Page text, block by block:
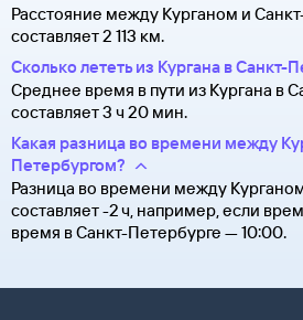
Расстояние между Курганом и
составляет 2 113 км.
Сколько лететь из Кургана в Санкт-
Среднее время в пути из Кургана в
составляет 3 ч 20 мин.
Какая разница во времени между
Петербургом?
Разница во времени между
составляет -2 ч, например, если
время в Санкт-Петербурге — 10:00.